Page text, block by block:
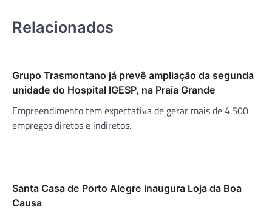
Relacionados
Grupo Trasmontano já prevê ampliação da segunda
unidade do Hospital IGESP, na Praia Grande
Empreendimento tem expectativa de gerar mais de 4.500
empregos diretos e indiretos.
Santa Casa de Porto Alegre inaugura Loja da Boa
Causa